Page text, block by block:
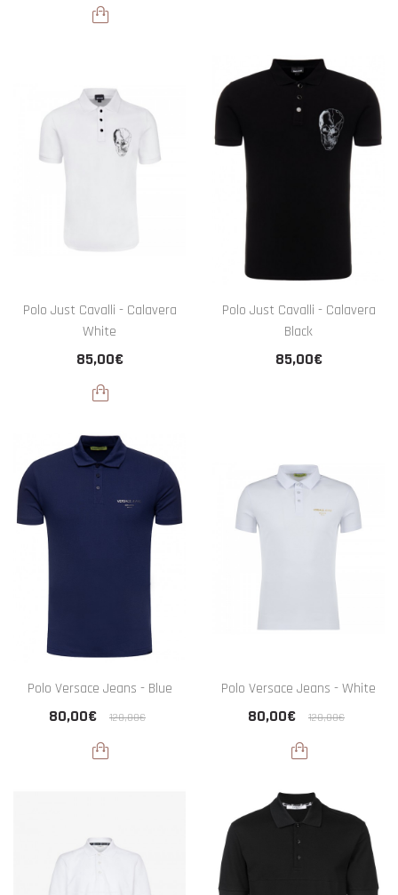
Polo Just Cavalli - Calavera
White
85,00€
Polo Just Cavalli - Calavera
Black
85,00€
Polo Versace Jeans - Blue
80,00€ 120,00€
Polo Versace Jeans - White
80,00€ 120,00€